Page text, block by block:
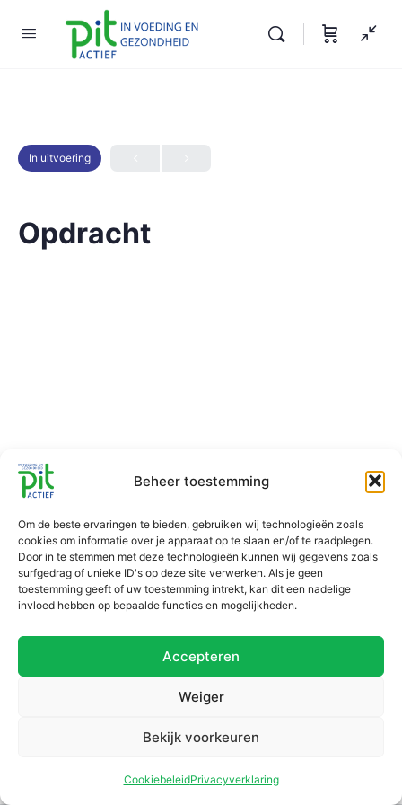
Beheer toestemming
Om de beste ervaringen te bieden, gebruiken wij technologieën zoals
cookies om informatie over je apparaat op te slaan en/of te raadplegen.
Door in te stemmen met deze technologieën kunnen wij gegevens zoals
surfgedrag of unieke ID's op deze site verwerken. Als je geen
toestemming geeft of uw toestemming intrekt, kan dit een nadelige
invloed hebben op bepaalde functies en mogelijkheden.
Accepteren
Weiger
Bekijk voorkeuren
CookiebeleidPrivacyverklaring
In uitvoering
Opdracht